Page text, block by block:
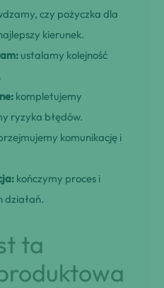
czy pożyczka dla
kierunek.
ustalamy kolejność
kompletujemy
ryzyka błędów.
komunikację i
kończymy proces i
działań.
ta